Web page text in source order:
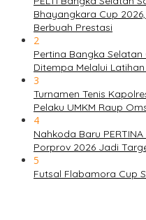
Bhayangkara Cup
Berbuah Prestasi
2
Pertina Bangka
Ditempa Melalui
3
Turnamen Tenis
Pelaku UMKM Raup
4
Nahkoda Baru
Porprov 2026 Jadi
5
Futsal Flabamora Cup